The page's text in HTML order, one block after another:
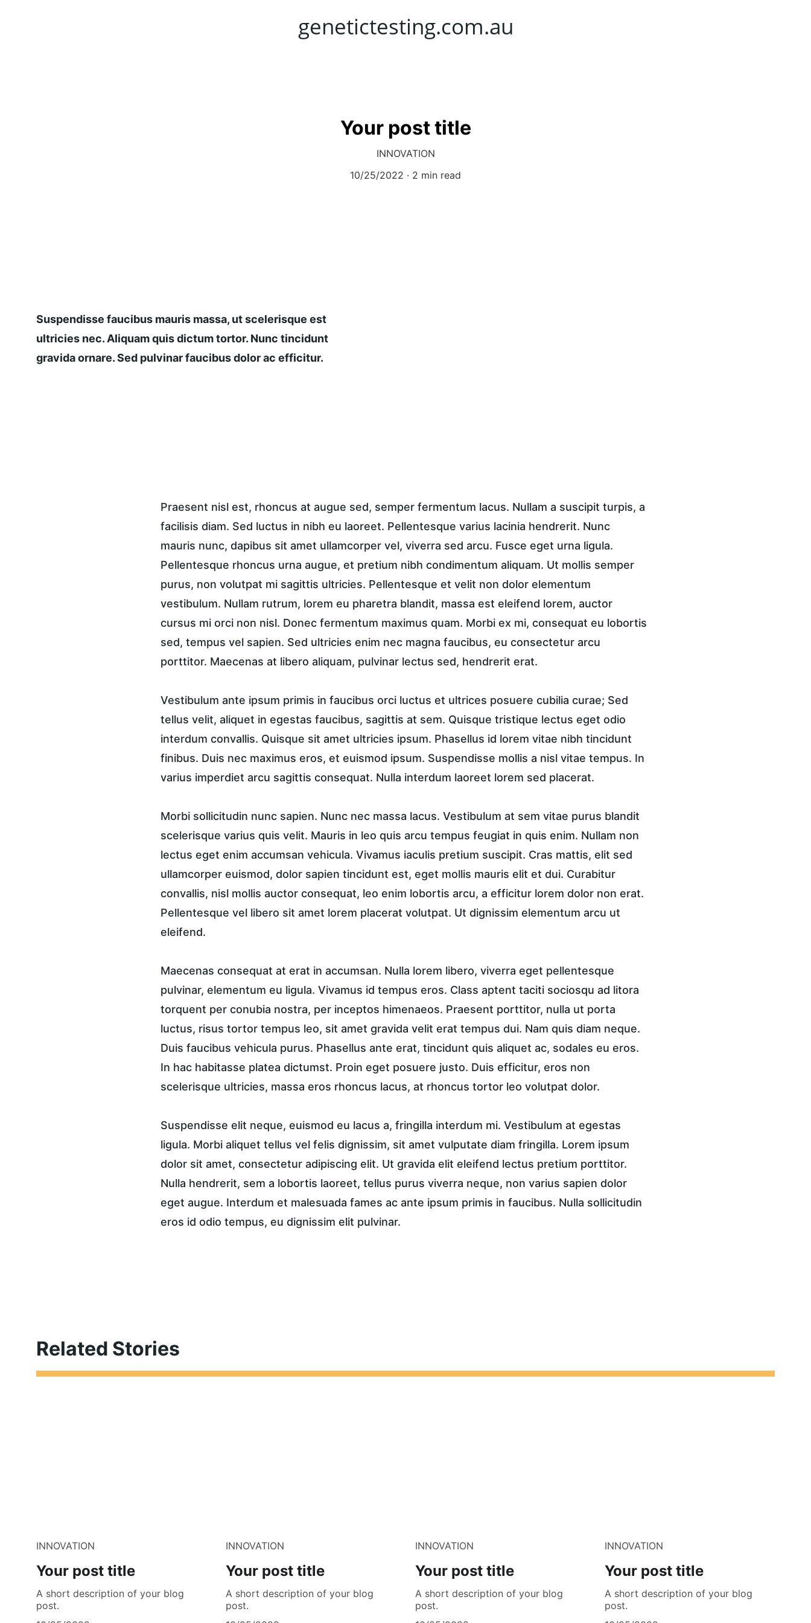
genetictesting.com.au
Your post title
INNOVATION
10/25/2022
2 min read
Suspendisse faucibus mauris massa, ut scelerisque est
ultricies nec. Aliquam quis dictum tortor. Nunc tincidunt
gravida ornare. Sed pulvinar faucibus dolor ac efficitur.
Praesent nisl est, rhoncus at augue sed, semper fermentum lacus. Nullam a suscipit turpis, a
facilisis diam. Sed luctus in nibh eu laoreet. Pellentesque varius lacinia hendrerit. Nunc
mauris nunc, dapibus sit amet ullamcorper vel, viverra sed arcu. Fusce eget urna ligula.
Pellentesque rhoncus urna augue, et pretium nibh condimentum aliquam. Ut mollis semper
purus, non volutpat mi sagittis ultricies. Pellentesque et velit non dolor elementum
vestibulum. Nullam rutrum, lorem eu pharetra blandit, massa est eleifend lorem, auctor
cursus mi orci non nisl. Donec fermentum maximus quam. Morbi ex mi, consequat eu lobortis
sed, tempus vel sapien. Sed ultricies enim nec magna faucibus, eu consectetur arcu
porttitor. Maecenas at libero aliquam, pulvinar lectus sed, hendrerit erat.
Vestibulum ante ipsum primis in faucibus orci luctus et ultrices posuere cubilia curae; Sed
tellus velit, aliquet in egestas faucibus, sagittis at sem. Quisque tristique lectus eget odio
interdum convallis. Quisque sit amet ultricies ipsum. Phasellus id lorem vitae nibh tincidunt
finibus. Duis nec maximus eros, et euismod ipsum. Suspendisse mollis a nisl vitae tempus. In
varius imperdiet arcu sagittis consequat. Nulla interdum laoreet lorem sed placerat.
Morbi sollicitudin nunc sapien. Nunc nec massa lacus. Vestibulum at sem vitae purus blandit
scelerisque varius quis velit. Mauris in leo quis arcu tempus feugiat in quis enim. Nullam non
lectus eget enim accumsan vehicula. Vivamus iaculis pretium suscipit. Cras mattis, elit sed
ullamcorper euismod, dolor sapien tincidunt est, eget mollis mauris elit et dui. Curabitur
convallis, nisl mollis auctor consequat, leo enim lobortis arcu, a efficitur lorem dolor non erat.
Pellentesque vel libero sit amet lorem placerat volutpat. Ut dignissim elementum arcu ut
eleifend.
Maecenas consequat at erat in accumsan. Nulla lorem libero, viverra eget pellentesque
pulvinar, elementum eu ligula. Vivamus id tempus eros. Class aptent taciti sociosqu ad litora
torquent per conubia nostra, per inceptos himenaeos. Praesent porttitor, nulla ut porta
luctus, risus tortor tempus leo, sit amet gravida velit erat tempus dui. Nam quis diam neque.
Duis faucibus vehicula purus. Phasellus ante erat, tincidunt quis aliquet ac, sodales eu eros.
In hac habitasse platea dictumst. Proin eget posuere justo. Duis efficitur, eros non
scelerisque ultricies, massa eros rhoncus lacus, at rhoncus tortor leo volutpat dolor.
Suspendisse elit neque, euismod eu lacus a, fringilla interdum mi. Vestibulum at egestas
ligula. Morbi aliquet tellus vel felis dignissim, sit amet vulputate diam fringilla. Lorem ipsum
dolor sit amet, consectetur adipiscing elit. Ut gravida elit eleifend lectus pretium porttitor.
Nulla hendrerit, sem a lobortis laoreet, tellus purus viverra neque, non varius sapien dolor
eget augue. Interdum et malesuada fames ac ante ipsum primis in faucibus. Nulla sollicitudin
eros id odio tempus, eu dignissim elit pulvinar.
Related Stories
INNOVATION
Your post title
A short description of your blog
post.
INNOVATION
Your post title
A short description of your blog
post.
INNOVATION
Your post title
A short description of your blog
post.
INNOVATION
Your post title
A short description of your blog
post.